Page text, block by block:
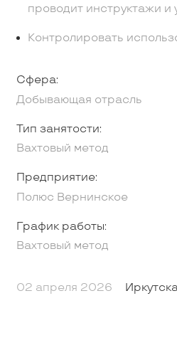
проводит инструктажи и
Контролировать
Сфера:
Добывающая отрасль
Тип занятости:
Вахтовый метод
Предприятие:
Полюс Вернинское
График работы:
Вахтовый метод
02 апреля 2026